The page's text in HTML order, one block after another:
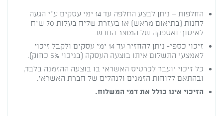
החלפות – ניתן לבצע החלפה עד 14 ימי עסקים ע"י הגעה
לחנות (בתיאום מראש) או בעזרת שליח בעלות 70 ש"ח
לאיסוף ואספקה של המוצר החדש.
זיכוי כספי- ניתן להחזיר עד 14 ימי עסקים ולקבל זיכוי
לאמצעי התשלום איתו בוצעה העסקה (בניכוי 5% כחוק).
כל זיכוי יועבר לכרטיס האשראי בו בוצעה ההזמנה בלבד,
ובהתאם ללוחות הזמנים ולנהלים של חברת האשראי.
הזיכוי אינו כולל את דמי המשלוח.